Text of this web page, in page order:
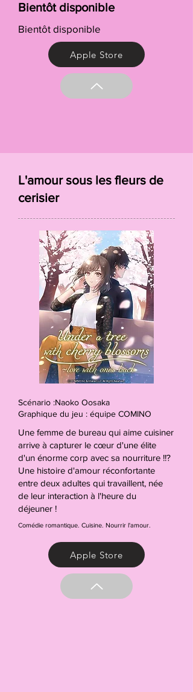
Bientôt disponible
Bientôt disponible
Apple Store
L'amour sous les fleurs de
cerisier
Scénario :Naoko Oosaka
Graphique du jeu : équipe COMINO
Une femme de bureau qui aime cuisiner
arrive à capturer le cœur d'une élite
d'un énorme corp avec sa nourriture !!?
Une histoire d'amour réconfortante
entre deux adultes qui travaillent, née
de leur interaction à l'heure du
déjeuner !
Comédie romantique. Cuisine. Nourrir l'amour.
Apple Store